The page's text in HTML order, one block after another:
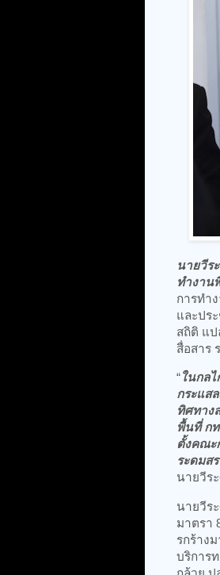
นายวีร
ทำงาน
การทำ
และปร
สถิติ แป
สื่อสาร
“ในกล
กระแส
ทิศทาง
พื้นที่ กท
ตั้งคณะ
ระดมส
นายวีร
นายวีร
มาตรา
รกร้าง
บริการ